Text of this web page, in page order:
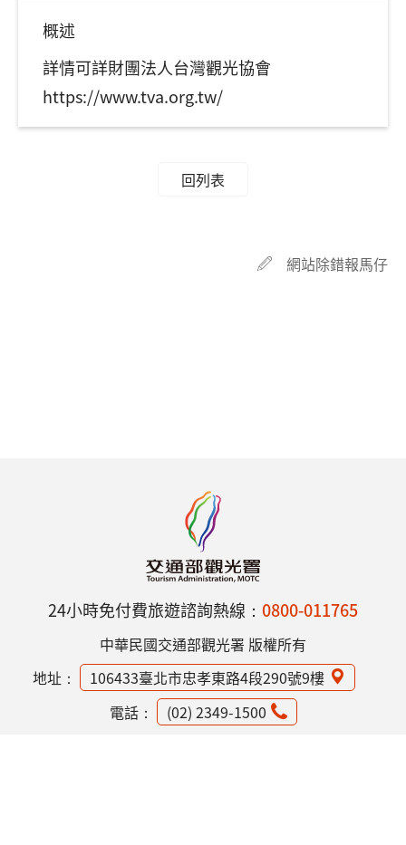
概述
詳情可詳財團法人台灣觀光協會
https://www.tva.org.tw/
回列表
網站除錯報馬仔
24小時免付費旅遊諮詢熱線： 0800-011765
中華民國交通部觀光署 版權所有
地址：
106433臺北市忠孝東路4段290號9樓
電話：
(02) 2349-1500